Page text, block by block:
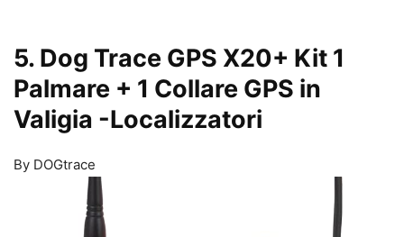
5. Dog Trace GPS X20+ Kit 1
Palmare + 1 Collare GPS in
Valigia -Localizzatori
By DOGtrace